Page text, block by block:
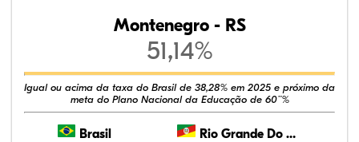
Montenegro - RS
51,14%
Igual ou acima da taxa do Brasil de 38,28% em 2025 e próximo da
meta do Plano Nacional da Educação de 60¨%
Brasil Rio Grande Do Sul